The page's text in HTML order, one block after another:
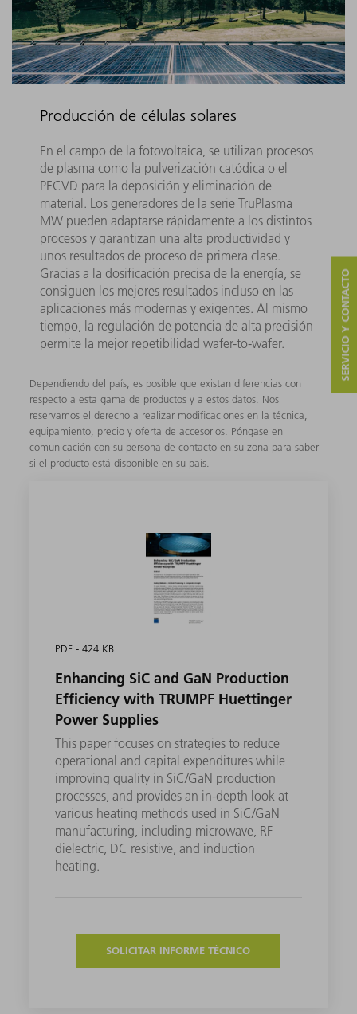
Producción de células solares
En el campo de la fotovoltaica, se utilizan procesos
de plasma como la pulverización catódica o el
PECVD para la deposición y eliminación de
material. Los generadores de la serie TruPlasma
MW pueden adaptarse rápidamente a los distintos
procesos y garantizan una alta productividad y
unos resultados de proceso de primera clase.
Gracias a la dosificación precisa de la energía, se
consiguen los mejores resultados incluso en las
aplicaciones más modernas y exigentes. Al mismo
tiempo, la regulación de potencia de alta precisión
permite la mejor repetibilidad wafer-to-wafer.
Dependiendo del país, es posible que existan diferencias con
respecto a esta gama de productos y a estos datos. Nos
reservamos el derecho a realizar modificaciones en la técnica,
equipamiento, precio y oferta de accesorios. Póngase en
comunicación con su persona de contacto en su zona para saber
si el producto está disponible en su país.
PDF - 424 KB
Enhancing SiC and GaN Production
Efficiency with TRUMPF Huettinger
Power Supplies
This paper focuses on strategies to reduce
operational and capital expenditures while
improving quality in SiC/GaN production
processes, and provides an in-depth look at
various heating methods used in SiC/GaN
manufacturing, including microwave, RF
dielectric, DC resistive, and induction
heating.
SOLICITAR INFORME TÉCNICO
SERVICIO Y CONTACTO